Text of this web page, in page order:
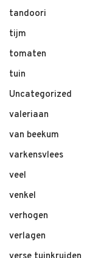
tandoori
tijm
tomaten
tuin
Uncategorized
valeriaan
van beekum
varkensvlees
veel
venkel
verhogen
verlagen